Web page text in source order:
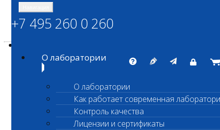
ШАНС БИО
Независимая ветеринарная лаборатория
+7 495 260 0 260
О лаборатории
О лаборатории
Как работает современная
Контроль качества
Лицензии и сертификаты